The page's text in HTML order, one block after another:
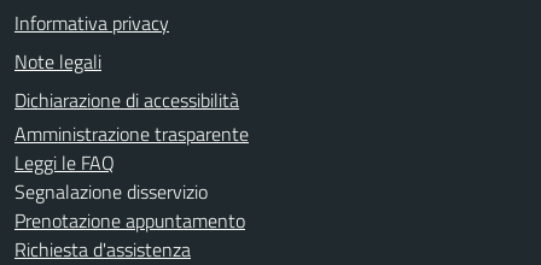
Informativa privacy
Note legali
Dichiarazione di accessibilità
Amministrazione trasparente
Leggi le FAQ
Segnalazione disservizio
Prenotazione appuntamento
Richiesta d'assistenza